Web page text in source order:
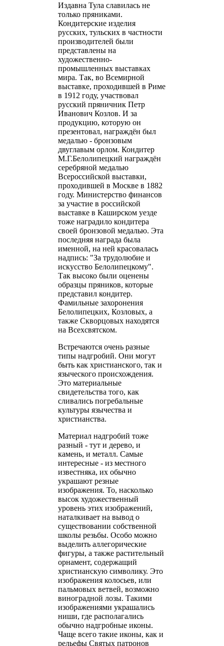
Издавна Тула славилась не
только пряниками.
Кондитерские изделия
русских, тульских в частности
производителей были
представлены на
художественно-
промышленных выставках
мира. Так, во Всемирной
выставке, проходившей в Риме
в 1912 году, участвовал
русский пряничник Петр
Иванович Козлов. И за
продукцию, которую он
презентовал, награждён был
медалью - бронзовым
двуглавым орлом. Кондитер
М.Г.Белолипецкий награждён
серебряной медалью
Всероссийской выставки,
проходившей в Москве в 1882
году. Министерство финансов
за участие в российской
выставке в Каширском уезде
тоже наградило кондитера
своей бронзовой медалью. Эта
последняя награда была
именной, на ней красовалась
надпись: "За трудолюбие и
искусство Белолипецкому".
Так высоко были оценены
образцы пряников, которые
представил кондитер.
Фамильные захоронения
Белолипецких, Козловых, а
также Скворцовых находятся
на Всехсвятском.
Встречаются очень разные
типы надгробий. Они могут
быть как христианского, так и
языческого происхождения.
Это материальные
свидетельства того, как
сливались погребальные
культуры язычества и
христианства.
Материал надгробий тоже
разный - тут и дерево, и
камень, и металл. Самые
интересные - из местного
известняка, их обычно
украшают резные
изображения. То, насколько
высок художественный
уровень этих изображений,
наталкивает на вывод о
существовании собственной
школы резьбы. Особо можно
выделить аллегорические
фигуры, а также растительный
орнамент, содержащий
христианскую символику. Это
изображения колосьев, или
пальмовых ветвей, возможно
виноградной лозы. Такими
изображениями украшались
ниши, где располагались
обычно надгробные иконы.
Чаще всего такие иконы, как и
рельефы Святых патронов